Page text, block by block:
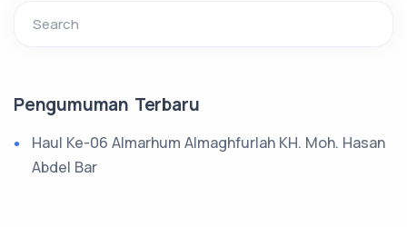
Search
Pengumuman Terbaru
Haul Ke-06 Almarhum Almaghfurlah KH. Moh. Hasan
Abdel Bar